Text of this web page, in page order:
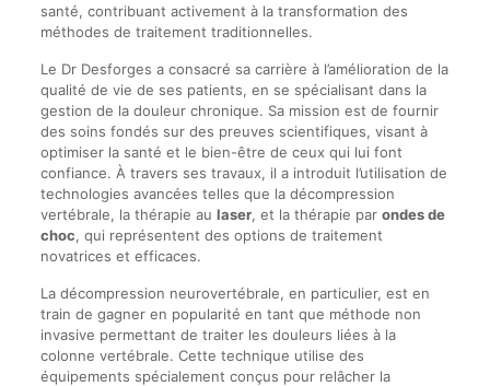
santé, contribuant activement à la transformation des
méthodes de traitement traditionnelles.
Le Dr Desforges a consacré sa carrière à l’amélioration de la
qualité de vie de ses patients, en se spécialisant dans la
gestion de la douleur chronique. Sa mission est de fournir
des soins fondés sur des preuves scientifiques, visant à
optimiser la santé et le bien-être de ceux qui lui font
confiance. À travers ses travaux, il a introduit l’utilisation de
technologies avancées telles que la décompression
vertébrale, la thérapie au laser, et la thérapie par ondes de
choc, qui représentent des options de traitement
novatrices et efficaces.
La décompression neurovertébrale, en particulier, est en
train de gagner en popularité en tant que méthode non
invasive permettant de traiter les douleurs liées à la
colonne vertébrale. Cette technique utilise des
équipements spécialement conçus pour relâcher la